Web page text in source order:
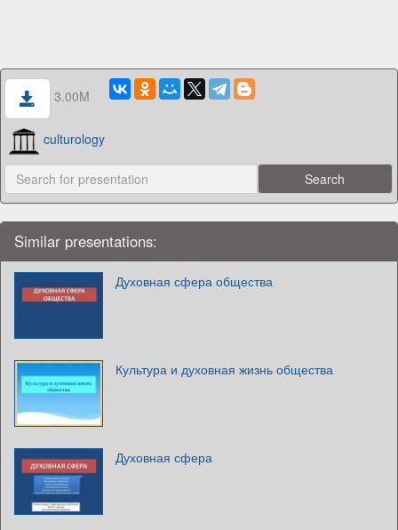
3.00M
culturology
Similar presentations:
Духовная сфера общества
Культура и духовная жизнь общества
Духовная сфера